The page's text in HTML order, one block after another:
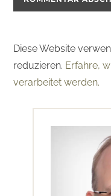
Diese Website
reduzieren. Erfahre,
verarbeitet werden.